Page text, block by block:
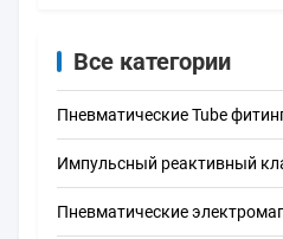
Все категории
Пневматические Tube
Импульсный реактивный
Пневматические